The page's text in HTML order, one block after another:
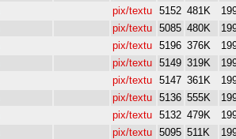
pix/textu 5152 481K
pix/textu 5085 480K
pix/textu 5196 376K
pix/textu 5149 319K
pix/textu 5147 361K
pix/textu 5136 555K
pix/textu 5132 479K
pix/textu 5095 511K